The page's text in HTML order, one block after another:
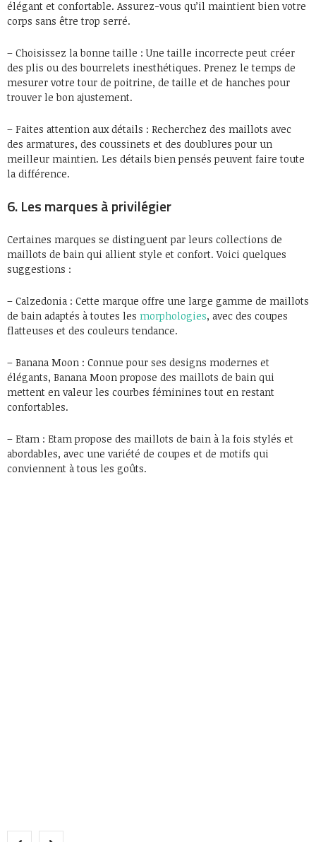
élégant et confortable. Assurez-vous qu’il maintient bien votre
corps sans être trop serré.
– Choisissez la bonne taille : Une taille incorrecte peut créer
des plis ou des bourrelets inesthétiques. Prenez le temps de
mesurer votre tour de poitrine, de taille et de hanches pour
trouver le bon ajustement.
– Faites attention aux détails : Recherchez des maillots avec
des armatures, des coussinets et des doublures pour un
meilleur maintien. Les détails bien pensés peuvent faire toute
la différence.
6. Les marques à privilégier
Certaines marques se distinguent par leurs collections de
maillots de bain qui allient style et confort. Voici quelques
suggestions :
– Calzedonia : Cette marque offre une large gamme de maillots
de bain adaptés à toutes les morphologies, avec des coupes
flatteuses et des couleurs tendance.
– Banana Moon : Connue pour ses designs modernes et
élégants, Banana Moon propose des maillots de bain qui
mettent en valeur les courbes féminines tout en restant
confortables.
– Etam : Etam propose des maillots de bain à la fois stylés et
abordables, avec une variété de coupes et de motifs qui
conviennent à tous les goûts.